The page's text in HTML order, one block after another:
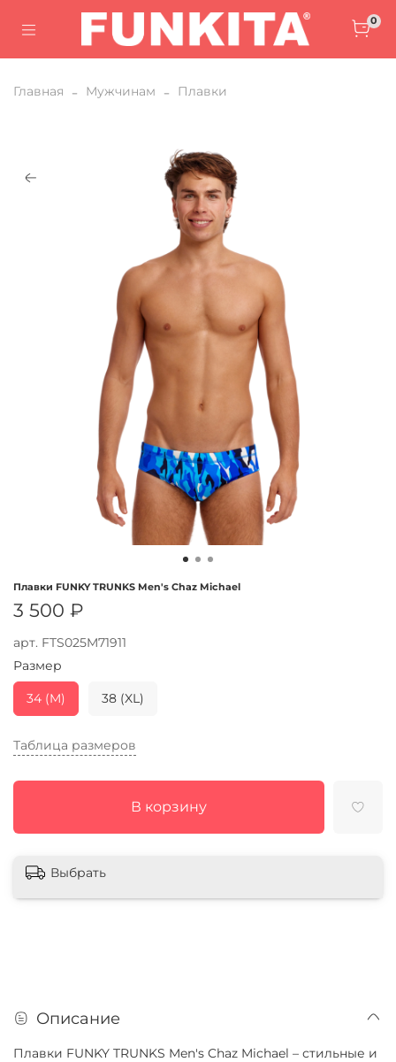
0
Главная Мужчинам Плавки
арт. FTS025M71911
Плавки FUNKY TRUNKS Men's Chaz Michael
3 500 ₽
Таблица размеров
В корзину
Размер
34 (M) 38 (XL)
Выбрать
Описание
Плавки FUNKY TRUNKS Men's Chaz Michael – стильные и